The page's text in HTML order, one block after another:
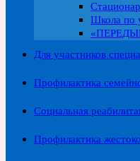
Школа по
Для участников
Профилактика
Социальная
Профилактика